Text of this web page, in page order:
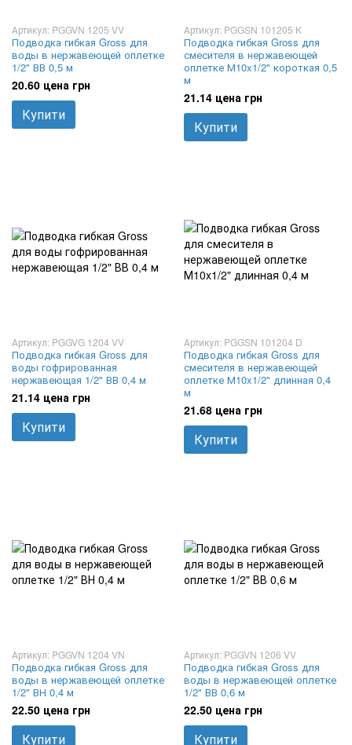
Артикул: PGGVN 1205 VV
Подводка гибкая Gross для
воды в нержавеющей оплетке
1/2" ВВ 0,5 м
20.60 цена грн
Купити
Артикул: PGGSN 101205 K
Подводка гибкая Gross для
смесителя в нержавеющей
оплетке М10x1/2" короткая 0,5
м
21.14 цена грн
Купити
Артикул: PGGVG 1204 VV
Подводка гибкая Gross для
воды гофрированная
нержавеющая 1/2" ВВ 0,4 м
21.14 цена грн
Купити
Артикул: PGGSN 101204 D
Подводка гибкая Gross для
смесителя в нержавеющей
оплетке М10x1/2" длинная 0,4
м
21.68 цена грн
Купити
Артикул: PGGVN 1204 VN
Подводка гибкая Gross для
воды в нержавеющей оплетке
1/2" ВН 0,4 м
22.50 цена грн
Купити
Артикул: PGGVN 1206 VV
Подводка гибкая Gross для
воды в нержавеющей оплетке
1/2" ВВ 0,6 м
22.50 цена грн
Купити